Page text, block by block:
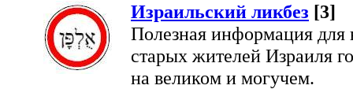
Израильский ликбез [3]
Полезная информация для
старых жителей Израиля
на великом и могучем.